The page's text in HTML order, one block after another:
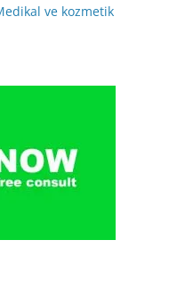
ve kozmetik